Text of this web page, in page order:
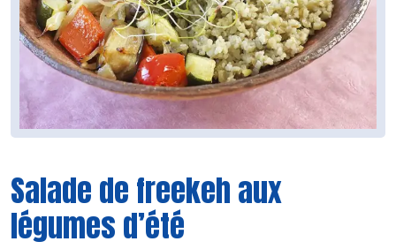
Salade de freekeh aux
légumes d’été